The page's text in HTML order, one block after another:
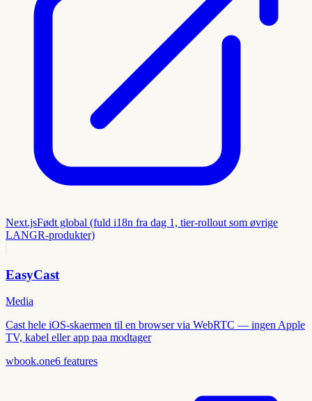
Next.jsFødt global (fuld i18n fra dag 1, tier-rollout som øvrige
LANGR-produkter)
EasyCast
Media
Cast hele iOS-skaermen til en browser via WebRTC — ingen Apple
TV, kabel eller app paa modtager
wbook.one6 features